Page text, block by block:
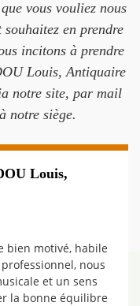
vous vouliez nous
en prendre
incitons à prendre
Louis, Antiquaire
notre site, par mail
notre siège.
Louis,
bien motivé, habile
nous
et un sens
la bonne équilibre